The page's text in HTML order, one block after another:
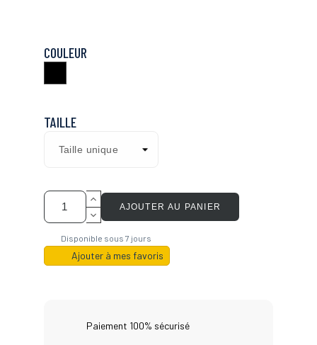
COULEUR
TAILLE
AJOUTER AU PANIER
Disponible sous 7 jours
Ajouter à mes favoris
Paiement 100% sécurisé